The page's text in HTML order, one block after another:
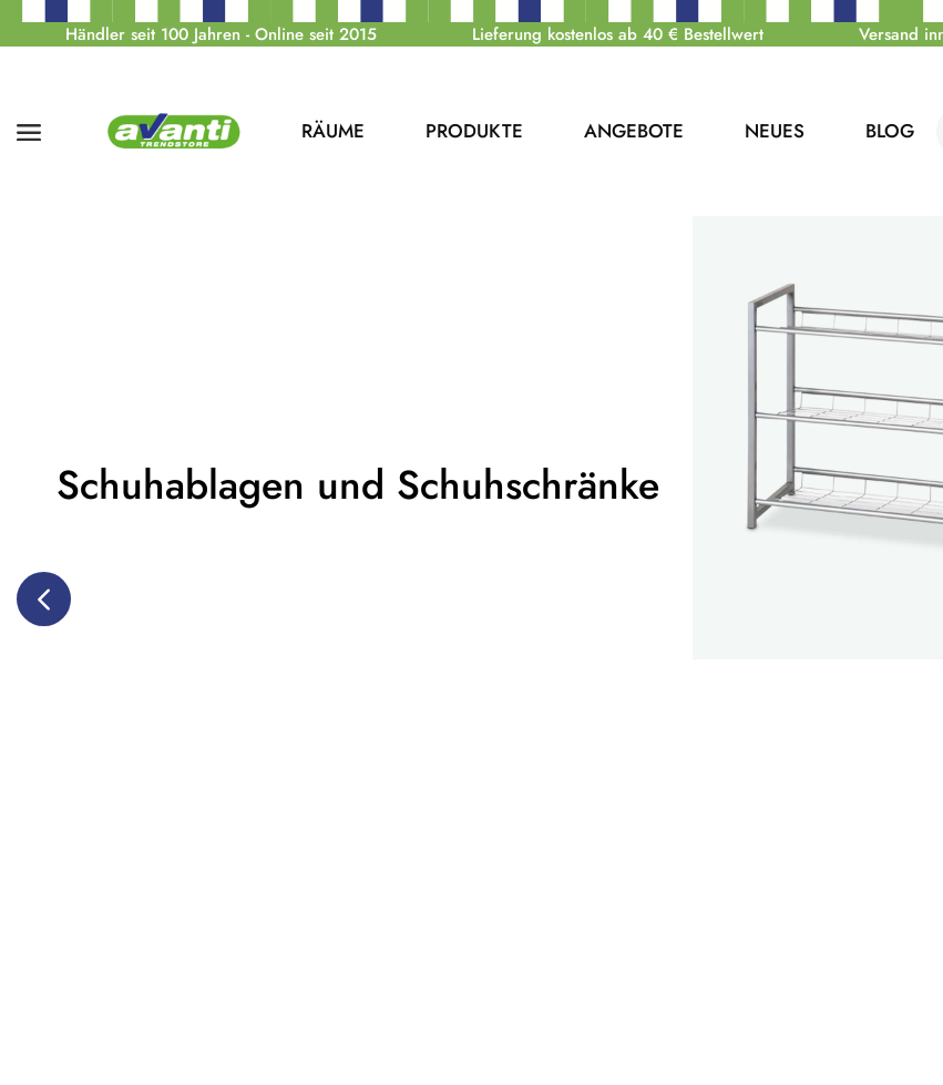
Händler seit 100 Jahren - Online seit 2015 Lieferung kostenlos ab 40 € Bestellwert Versand
RÄUME PRODUKTE ANGEBOTE NEUES BLOG
Schuhablagen und Schuhschränke